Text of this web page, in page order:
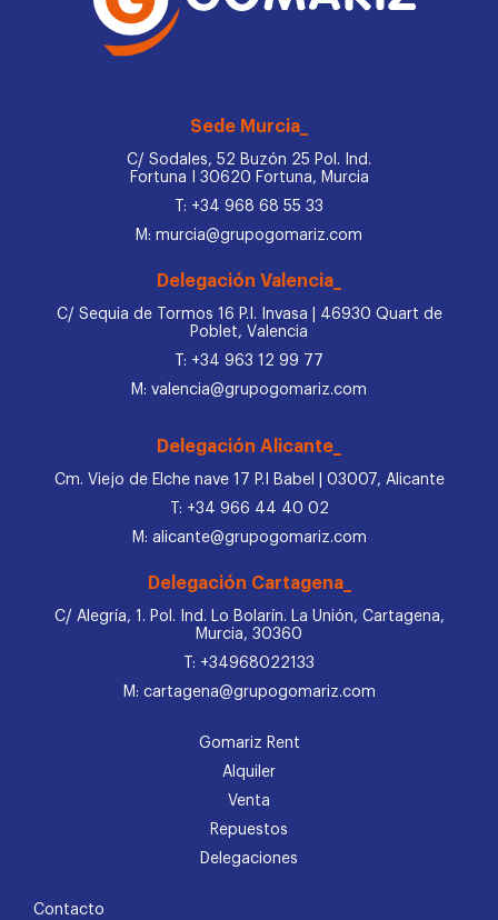
Sede Murcia_
C/ Sodales, 52 Buzón 25 Pol. Ind.
Fortuna I 30620 Fortuna, Murcia
T: +34 968 68 55 33
M: murcia@grupogomariz.com
Delegación Valencia_
C/ Sequia de Tormos 16 P.I. Invasa | 46930 Quart de
Poblet, Valencia
T: +34 963 12 99 77
M: valencia@grupogomariz.com
Delegación Alicante_
Cm. Viejo de Elche nave 17 P.I Babel | 03007, Alicante
T: +34 966 44 40 02
M: alicante@grupogomariz.com
Delegación Cartagena_
C/ Alegría, 1. Pol. Ind. Lo Bolarín. La Unión, Cartagena,
Murcia, 30360
T: +34968022133
M: cartagena@grupogomariz.com
Gomariz Rent
Alquiler
Venta
Repuestos
Delegaciones
Contacto